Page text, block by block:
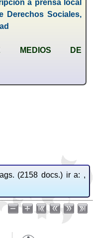
a prensa local
Derechos Sociales,
MEDIOS DE
(2158 docs.) ir a: ,